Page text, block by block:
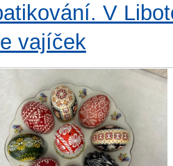
V
vajíček